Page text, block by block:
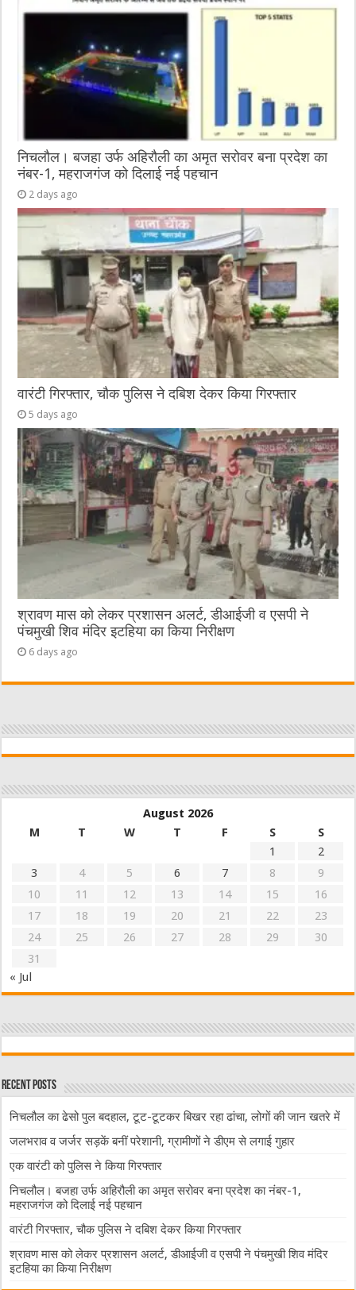
निचलौल। बजहा उर्फ अहिरौली का अमृत सरोवर बना प्रदेश का
नंबर-1, महराजगंज को दिलाई नई पहचान
2 days ago
वारंटी गिरफ्तार, चौक पुलिस ने दबिश देकर किया गिरफ्तार
5 days ago
श्रावण मास को लेकर प्रशासन अलर्ट, डीआईजी व एसपी ने
पंचमुखी शिव मंदिर इटहिया का किया निरीक्षण
6 days ago
August 2026
M
T W T F S
S
1
2
3
4 5 6 7 8
9
10
11 12 13 14 15
16
17
18 19 20 21 22
23
24
25 26 27 28 29
30
31
« Jul
Recent Posts
निचलौल का ढेसो पुल बदहाल, टूट-टूटकर बिखर रहा ढांचा, लोगों की जान खतरे में
जलभराव व जर्जर सड़कें बनीं परेशानी, ग्रामीणों ने डीएम से लगाई गुहार
एक वारंटी को पुलिस ने किया गिरफ्तार
निचलौल। बजहा उर्फ अहिरौली का अमृत सरोवर बना प्रदेश का नंबर-1,
महराजगंज को दिलाई नई पहचान
वारंटी गिरफ्तार, चौक पुलिस ने दबिश देकर किया गिरफ्तार
श्रावण मास को लेकर प्रशासन अलर्ट, डीआईजी व एसपी ने पंचमुखी शिव मंदिर
इटहिया का किया निरीक्षण